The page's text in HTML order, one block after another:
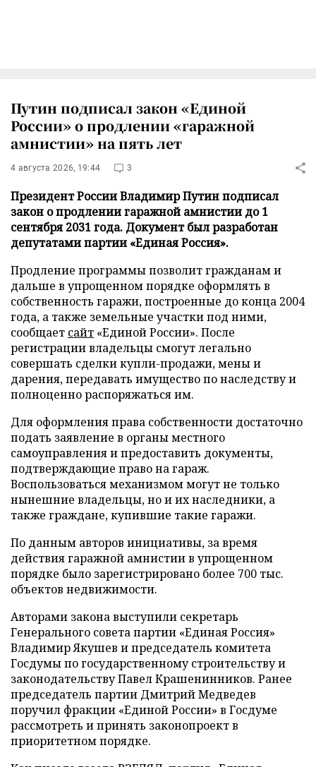
Путин подписал закон «Единой
России» о продлении «гаражной
амнистии» на пять лет
4 августа 2026, 19:44 3
Президент России Владимир Путин подписал
закон о продлении гаражной амнистии до 1
сентября 2031 года. Документ был разработан
депутатами партии «Единая Россия».
Продление программы позволит гражданам и
дальше в упрощенном порядке оформлять в
собственность гаражи, построенные до конца 2004
года, а также земельные участки под ними,
сообщает сайт «Единой России». После
регистрации владельцы смогут легально
совершать сделки купли-продажи, мены и
дарения, передавать имущество по наследству и
полноценно распоряжаться им.
Для оформления права собственности достаточно
подать заявление в органы местного
самоуправления и предоставить документы,
подтверждающие право на гараж.
Воспользоваться механизмом могут не только
нынешние владельцы, но и их наследники, а
также граждане, купившие такие гаражи.
По данным авторов инициативы, за время
действия гаражной амнистии в упрощенном
порядке было зарегистрировано более 700 тыс.
объектов недвижимости.
Авторами закона выступили секретарь
Генерального совета партии «Единая Россия»
Владимир Якушев и председатель комитета
Госдумы по государственному строительству и
законодательству Павел Крашенинников. Ранее
председатель партии Дмитрий Медведев
поручил фракции «Единой России» в Госдуме
рассмотреть и принять законопроект в
приоритетном порядке.